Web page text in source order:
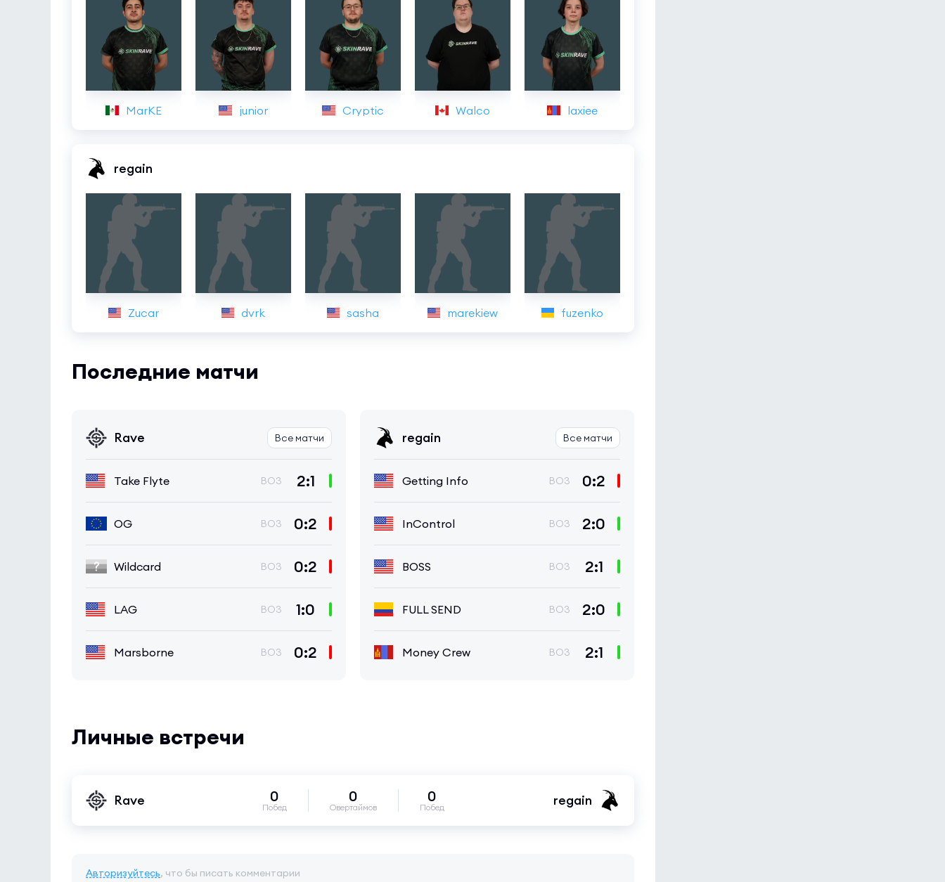
MarKE junior Cryptic Walco laxiee
regain
Zucar dvrk sasha marekiew fuzenko
Последние матчи
Rave Все матчи
Take Flyte BO3 2:1
OG BO3 0:2
Wildcard BO3 0:2
LAG BO3 1:0
Marsborne BO3 0:2
regain Все матчи
Getting Info BO3 0:2
InControl BO3 2:0
BOSS BO3 2:1
FULL SEND BO3 2:0
Money Crew BO3 2:1
Личные встречи
Rave 0
Побед
0
Овертаймов
0
Побед regain
Авторизуйтесь, что бы писать комментарии